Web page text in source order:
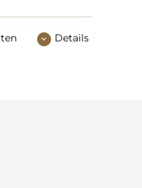
Details